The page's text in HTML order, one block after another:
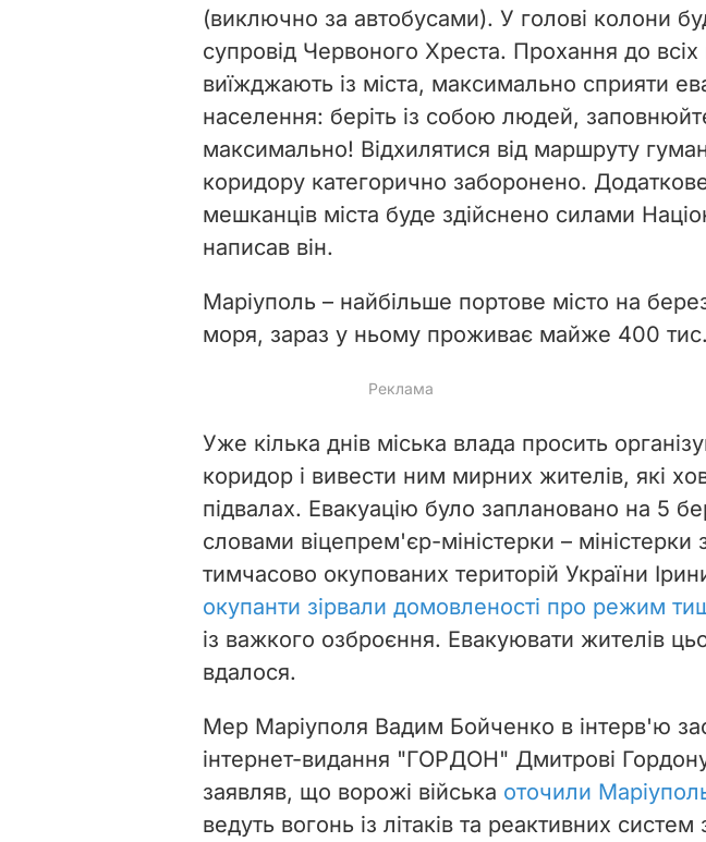
(виключно за автобусами). У голові колони
супровід Червоного Хреста. Прохання до всіх
виїжджають із міста, максимально сприяти
населення: беріть із собою людей,
максимально! Відхилятися від маршруту
коридору категорично заборонено.
мешканців міста буде здійснено силами
написав він.
Маріуполь – найбільше портове місто на
моря, зараз у ньому проживає майже 400 тис.
Уже кілька днів міська влада просить
коридор і вивести ним мирних жителів, які
підвалах. Евакуацію було заплановано на 5
словами віцепрем'єр-міністерки – міністерки з
тимчасово окупованих територій України
окупанти зірвали домовленості про режим
із важкого озброєння. Евакуювати жителів
вдалося.
Мер Маріуполя Вадим Бойченко в інтерв'ю
інтернет-видання "ГОРДОН" Дмитрові
заявляв, що ворожі війська оточили
ведуть вогонь із літаків та реактивних